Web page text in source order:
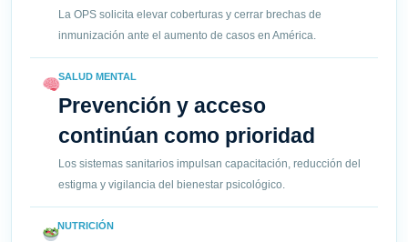
La OPS solicita elevar coberturas y cerrar brechas de
inmunización ante el aumento de casos en América.
SALUD MENTAL
Prevención y acceso
continúan como prioridad
Los sistemas sanitarios impulsan capacitación, reducción del
estigma y vigilancia del bienestar psicológico.
NUTRICIÓN